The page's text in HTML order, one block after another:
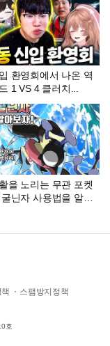
#똘끼 #만만 #빅보스
환영회에서 나온 역
1 VS 4 클러치...
을 노리는 무관 포켓
닌자 사용법을 알아
스팸방지정책
호